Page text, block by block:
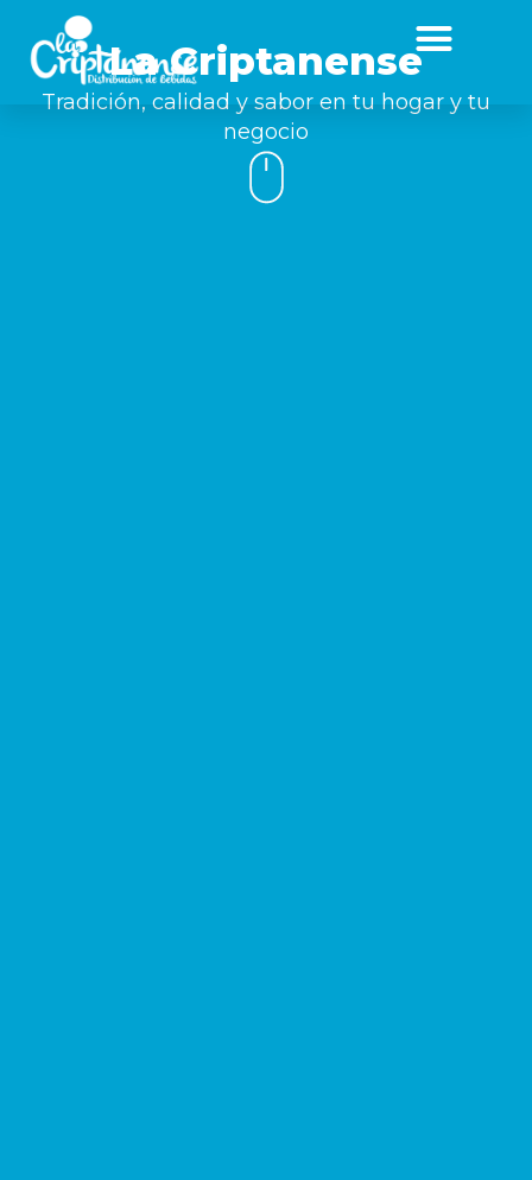
La Criptanense
Tradición, calidad y sabor en tu hogar y tu
negocio